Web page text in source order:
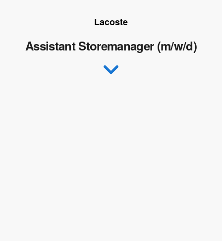
Lacoste
Assistant Storemanager (m/w/d)